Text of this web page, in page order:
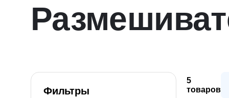
Фильтры
5
товаров